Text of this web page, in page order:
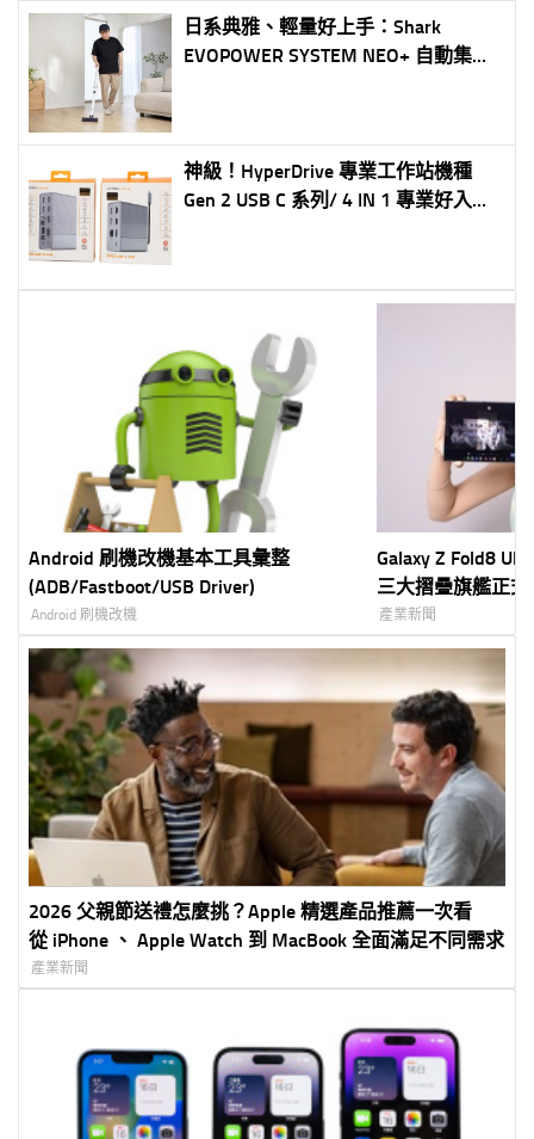
日系典雅、輕量好上手：Shark
EVOPOWER SYSTEM NEO+ 自動集塵
神級！HyperDrive 專業工作站機種
Gen 2 USB C 系列/ 4 IN 1 專業好入手
Android 刷機改機基本工具彙整
(ADB/Fastboot/USB Driver)
Android 刷機改機
Galaxy Z Fold8
三大摺疊旗艦正
動新世代摺疊體
打造完整 Galaxy
產業新聞
2026 父親節送禮怎麼挑？Apple 精選產品推薦一次看
從 iPhone 、 Apple Watch 到 MacBook 全面滿足不同需求
產業新聞